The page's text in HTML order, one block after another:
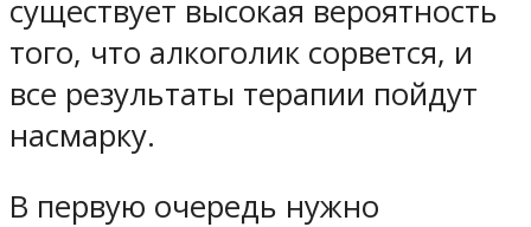
существует высокая вероятность
того, что алкоголик сорвется, и
все результаты терапии пойдут
насмарку.
В первую очередь нужно